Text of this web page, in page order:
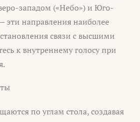
западом («Небо») и Юго-
эти направления наиболее
связи с высшими
к внутреннему голосу при
по углам стола, создавая